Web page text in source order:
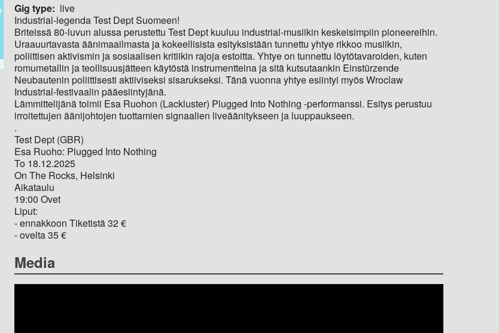
Gig type
live
Industrial-legenda Test Dept Suomeen!
Briteissä 80-luvun alussa perustettu Test Dept kuuluu industrial-musiikin keskeisimpiin pioneereihin.
Uraauurtavasta äänimaailmasta ja kokeellisista esityksistään tunnettu yhtye rikkoo musiikin,
poliittisen aktivismin ja sosiaalisen kritiikin rajoja estoitta. Yhtye on tunnettu löytötavaroiden, kuten
romumetallin ja teollisuusjätteen käytöstä instrumentteina ja sitä kutsutaankin Einstürzende
Neubautenin poliittisesti aktiiviseksi sisarukseksi. Tänä vuonna yhtye esiintyi myös Wroclaw
Industrial-festivaalin pääesiintyjänä.
Lämmittelijänä toimii Esa Ruohon (Lackluster) Plugged Into Nothing -performanssi. Esitys perustuu
irroitettujen äänijohtojen tuottamien signaalien liveäänitykseen ja luuppaukseen.
.
Test Dept (GBR)
Esa Ruoho: Plugged Into Nothing
To 18.12.2025
On The Rocks, Helsinki
Aikataulu
19:00 Ovet
Liput:
- ennakkoon Tiketistä 32 €
- ovelta 35 €
Media